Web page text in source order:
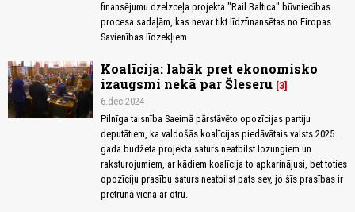
finansējumu dzelzceļa projekta "Rail Baltica" būvniecības
procesa sadaļām, kas nevar tikt līdzfinansētas no Eiropas
Savienības līdzekļiem.
Koalīcija: labāk pret ekonomisko
izaugsmi nekā par Šleseru 3
6.dec 2024
Pilnīga taisnība Saeimā pārstāvēto opozīcijas partiju
deputātiem, ka valdošās koalīcijas piedāvātais valsts 2025.
gada budžeta projekta saturs neatbilst lozungiem un
raksturojumiem, ar kādiem koalīcija to apkarinājusi, bet toties
opozīciju prasību saturs neatbilst pats sev, jo šīs prasības ir
pretrunā viena ar otru.